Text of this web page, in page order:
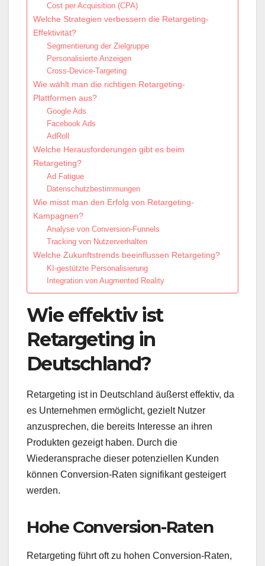
Cost per Acquisition (CPA)
Welche Strategien verbessern die Retargeting-
Effektivität?
Segmentierung der Zielgruppe
Personalisierte Anzeigen
Cross-Device-Targeting
Wie wählt man die richtigen Retargeting-
Plattformen aus?
Google Ads
Facebook Ads
AdRoll
Welche Herausforderungen gibt es beim
Retargeting?
Ad Fatigue
Datenschutzbestimmungen
Wie misst man den Erfolg von Retargeting-
Kampagnen?
Analyse von Conversion-Funnels
Tracking von Nutzerverhalten
Welche Zukunftstrends beeinflussen Retargeting?
KI-gestützte Personalisierung
Integration von Augmented Reality
Wie effektiv ist
Retargeting in
Deutschland?
Retargeting ist in Deutschland äußerst effektiv, da
es Unternehmen ermöglicht, gezielt Nutzer
anzusprechen, die bereits Interesse an ihren
Produkten gezeigt haben. Durch die
Wiederansprache dieser potenziellen Kunden
können Conversion-Raten signifikant gesteigert
werden.
Hohe Conversion-Raten
Retargeting führt oft zu hohen Conversion-Raten,